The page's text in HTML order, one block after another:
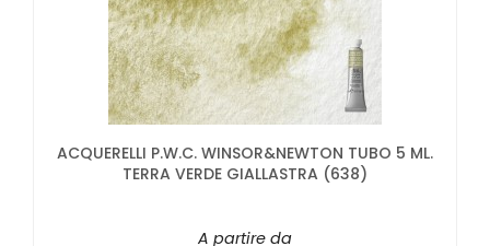
ACQUERELLI P.W.C. WINSOR&NEWTON TUBO 5 ML.
TERRA VERDE GIALLASTRA (638)
A partire da